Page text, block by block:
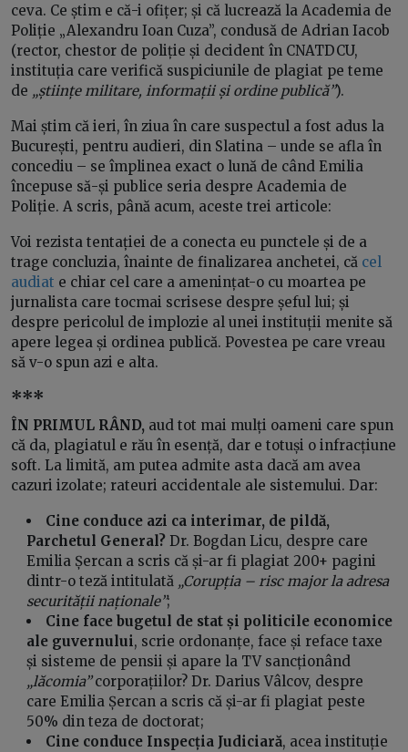
ceva. Ce știm e că-i ofițer; și că lucrează la Academia de
Poliție „Alexandru Ioan Cuza”, condusă de Adrian Iacob
(rector, chestor de poliție și decident în CNATDCU,
instituția care verifică suspiciunile de plagiat pe teme
de „științe militare, informații și ordine publică”).
Mai știm că ieri, în ziua în care suspectul a fost adus la
București, pentru audieri, din Slatina – unde se afla în
concediu – se împlinea exact o lună de când Emilia
începuse să-și publice seria despre Academia de
Poliție. A scris, până acum, aceste trei articole:
Voi rezista tentației de a conecta eu punctele și de a
trage concluzia, înainte de finalizarea anchetei, că cel
audiat e chiar cel care a amenințat-o cu moartea pe
jurnalista care tocmai scrisese despre șeful lui; și
despre pericolul de implozie al unei instituții menite să
apere legea și ordinea publică. Povestea pe care vreau
să v-o spun azi e alta.
***
ÎN PRIMUL RÂND, aud tot mai mulți oameni care spun
că da, plagiatul e rău în esență, dar e totuși o infracțiune
soft. La limită, am putea admite asta dacă am avea
cazuri izolate; rateuri accidentale ale sistemului. Dar:
Cine conduce azi ca interimar, de pildă,
Parchetul General? Dr. Bogdan Licu, despre care
Emilia Șercan a scris că și-ar fi plagiat 200+ pagini
dintr-o teză intitulată „Corupția – risc major la adresa
securității naționale”;
Cine face bugetul de stat și politicile economice
ale guvernului, scrie ordonanțe, face și reface taxe
și sisteme de pensii și apare la TV sancționând
„lăcomia”corporațiilor? Dr. Darius Vâlcov, despre
care Emilia Șercan a scris că și-ar fi plagiat peste
50% din teza de doctorat;
Cine conduce Inspecția Judiciară, acea instituție